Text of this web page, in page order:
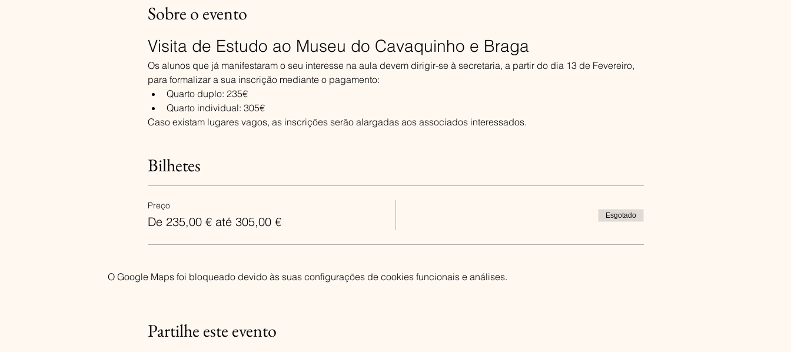
Sobre o evento
Visita de Estudo ao Museu do Cavaquinho e Braga
Os alunos que já manifestaram o seu interesse na aula devem dirigir-se à secretaria, a partir do dia 13 de Fevereiro,
para formalizar a sua inscrição mediante o pagamento:
Quarto duplo: 235€
Quarto individual: 305€
Caso existam lugares vagos, as inscrições serão alargadas aos associados interessados.
Bilhetes
Preço
De 235,00 € até 305,00 € Esgotado
O Google Maps foi bloqueado devido às suas configurações de cookies funcionais e análises.
Partilhe este evento